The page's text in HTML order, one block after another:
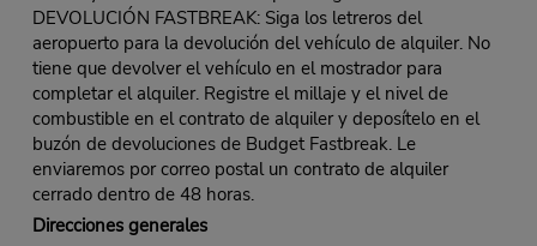
DEVOLUCIÓN FASTBREAK: Siga los letreros del
aeropuerto para la devolución del vehículo de alquiler. No
tiene que devolver el vehículo en el mostrador para
completar el alquiler. Registre el millaje y el nivel de
combustible en el contrato de alquiler y deposítelo en el
buzón de devoluciones de Budget Fastbreak. Le
enviaremos por correo postal un contrato de alquiler
cerrado dentro de 48 horas.
Direcciones generales